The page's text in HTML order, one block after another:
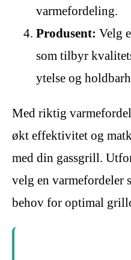
varmefordeling.
Produsent: Velg
som tilbyr
ytelse og
Med riktig
økt effektivitet og
med din gassgrill.
velg en varmefordeler
behov for optimal